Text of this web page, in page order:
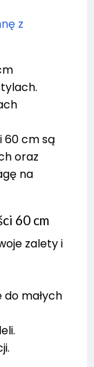
z
60 cm są
oraz
na
60 cm
zalety i
do małych